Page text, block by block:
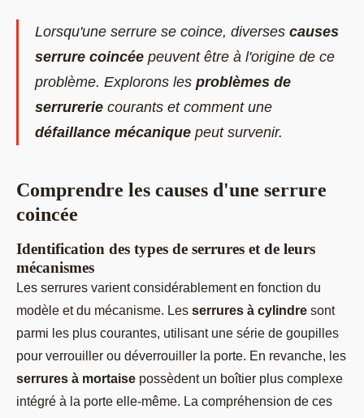
Lorsqu'une serrure se coince, diverses causes
serrure coincée peuvent être à l'origine de ce
problème. Explorons les problèmes de
serrurerie courants et comment une
défaillance mécanique peut survenir.
Comprendre les causes d'une serrure
coincée
Identification des types de serrures et de leurs
mécanismes
Les serrures varient considérablement en fonction du
modèle et du mécanisme. Les serrures à cylindre sont
parmi les plus courantes, utilisant une série de goupilles
pour verrouiller ou déverrouiller la porte. En revanche, les
serrures à mortaise possèdent un boîtier plus complexe
intégré à la porte elle-même. La compréhension de ces